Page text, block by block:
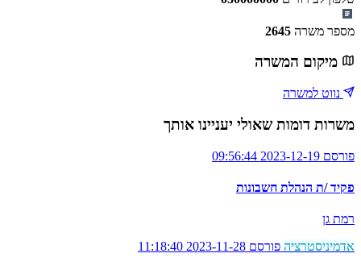
מספר משרה 2645
מיקום המשרה
נווט למשרה
משרות דומות שאולי יעניינו אותך
פורסם 2023-12-19 09:56:44
פקיד /ת הנהלת חשבונות
רמת גן
אדמיניסטרציה פורסם 2023-11-28 11:18:40